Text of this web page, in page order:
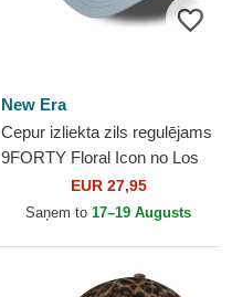
New Era
Cepur izliekta zils regulējams
9FORTY Floral Icon no Los
Angeles Dodgers MLB no
New Era
EUR 27,95
Saņem to 17–19 Augusts